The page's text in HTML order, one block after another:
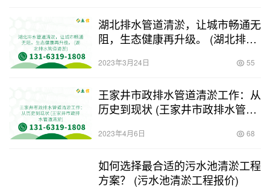
湖北排水管道清淤，让城市畅通无
阻，生态健康再升级。 (湖北排水
2023年3月24日 55
王家井市政排水管道清淤工作：从
历史到现状 (王家井市政排水管道
2023年4月6日 68
如何选择最合适的污水池清淤工程
方案？ (污水池清淤工程报价)